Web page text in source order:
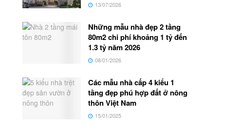
13/07/2026
Những mẫu nhà đẹp 2 tầng
80m2 chi phí khoảng 1 tỷ đến
1.3 tỷ năm 2026
08/01/2026
Các mẫu nhà cấp 4 kiểu 1
tầng đẹp phú hợp đất ở nông
thôn Việt Nam
15/01/2025